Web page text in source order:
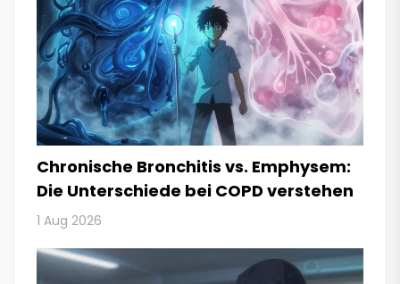
Chronische Bronchitis vs. Emphysem:
Die Unterschiede bei COPD verstehen
1 Aug 2026